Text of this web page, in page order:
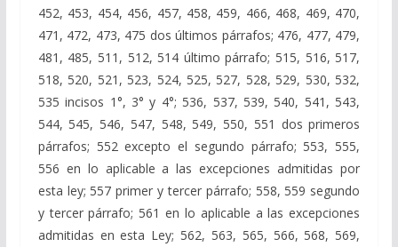
452, 453, 454, 456, 457, 458, 459, 466, 468, 469, 470,
471, 472, 473, 475 dos últimos párrafos; 476, 477, 479,
481, 485, 511, 512, 514 último párrafo; 515, 516, 517,
518, 520, 521, 523, 524, 525, 527, 528, 529, 530, 532,
535 incisos 1°, 3° y 4°; 536, 537, 539, 540, 541, 543,
544, 545, 546, 547, 548, 549, 550, 551 dos primeros
párrafos; 552 excepto el segundo párrafo; 553, 555,
556 en lo aplicable a las excepciones admitidas por
esta ley; 557 primer y tercer párrafo; 558, 559 segundo
y tercer párrafo; 561 en lo aplicable a las excepciones
admitidas en esta Ley; 562, 563, 565, 566, 568, 569,